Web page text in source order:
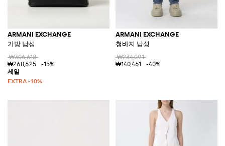
ARMANI EXCHANGE
가방 남성
₩306,618
₩260,625
-15%
ARMANI EXCHANGE
청바지 남성
₩234,091
₩140,461
-40%